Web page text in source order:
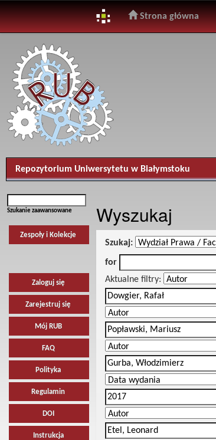
navigation
Strona główna
Repozytorium Uniwersytetu w Białymstoku
Szukanie zaawansowane
Zespoły i Kolekcje
Zaloguj się
Zarejestruj się
Mój RUB
FAQ
Polityka
Regulamin
DOI
Instrukcja
Wyszukaj
Szukaj:
for
Aktualne filtry: